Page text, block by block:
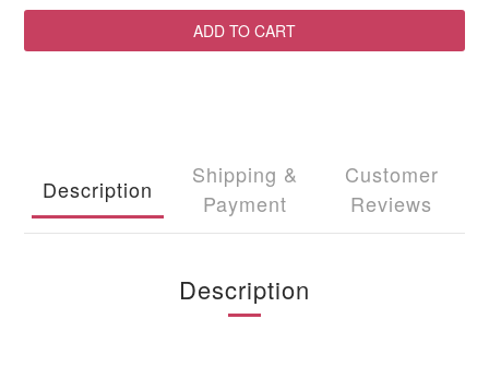
ADD TO CART
Description
Shipping &
Payment
Customer
Reviews
Description